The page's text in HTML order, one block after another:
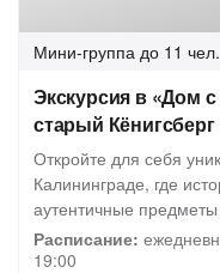
Мини-группа до 11 чел.
Экскурсия в «Дом
старый Кёнигсберг
Откройте для себя
Калининграде, где
аутентичные
Расписание:
19:00